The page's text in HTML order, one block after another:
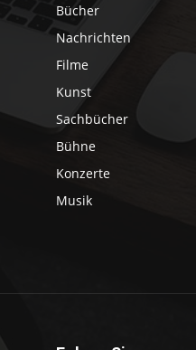
Bücher
Nachrichten
Filme
Kunst
Sachbücher
Bühne
Konzerte
Musik